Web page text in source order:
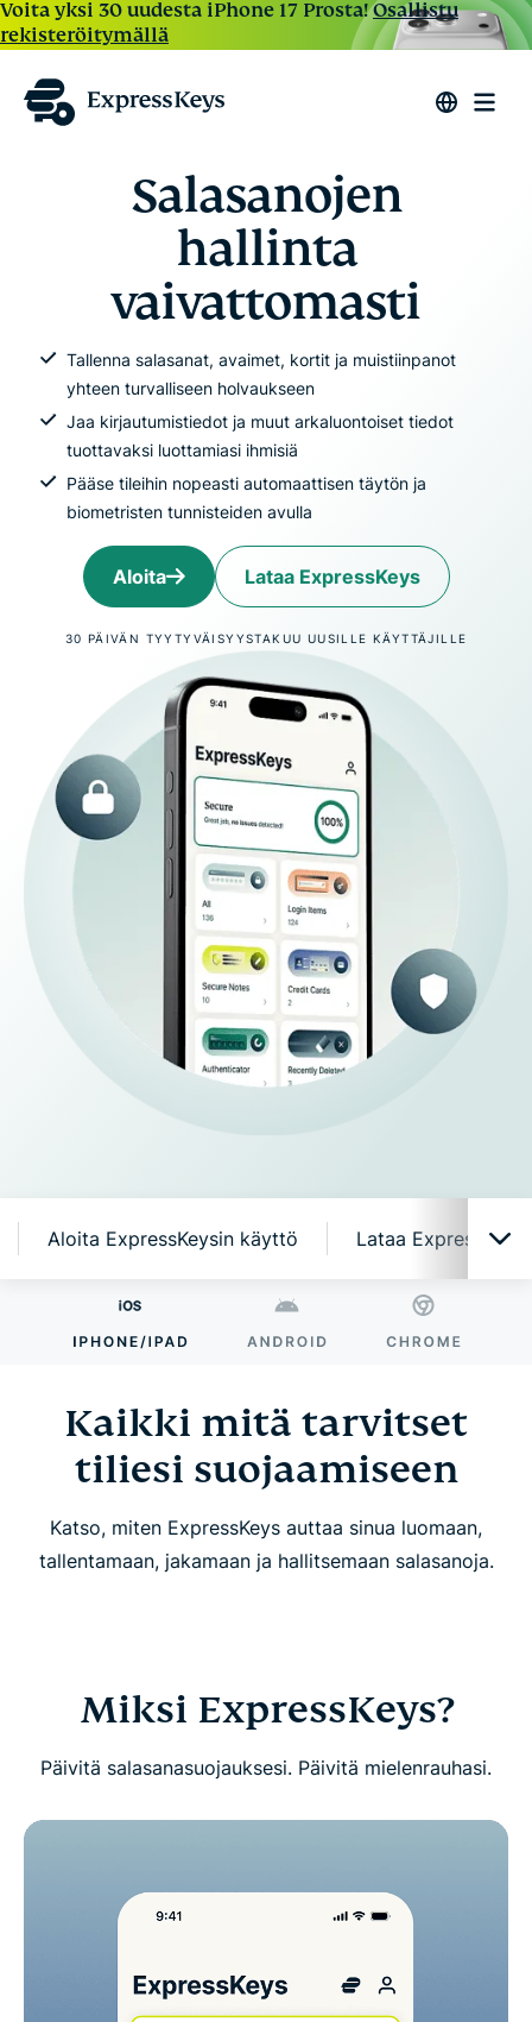
Voita yksi 30 uudesta iPhone 17 Prosta!Osallistu
rekisteröitymällä
Salasanojen
hallinta
vaivattomasti
Tallenna salasanat, avaimet, kortit ja muistiinpanot
yhteen turvalliseen holvaukseen
Jaa kirjautumistiedot ja muut arkaluontoiset tiedot
tuottavaksi luottamiasi ihmisiä
Pääse tileihin nopeasti automaattisen täytön ja
biometristen tunnisteiden avulla
Aloita Lataa ExpressKeys
30 PÄIVÄN TYYTYVÄISYYSTAKUU UUSILLE KÄYTTÄJILLE
Aloita ExpressKeysin käyttö Lataa
Kaikki mitä tarvitset tiliesi suojaamiseen
Miksi ExpressKeys?
Älykkäitä, helppokäyttöisiä ominaisuuksia
Aloita ExpressKeysin käyttö
UKK: Tietoa ExpressKeysistä
Kokeile ExpressKeysiä riskittömästi uutena
Kaikki mitä tarvitset
tiliesi suojaamiseen
Katso, miten ExpressKeys auttaa sinua luomaan,
tallentamaan, jakamaan ja hallitsemaan salasanoja.
Miksi ExpressKeys?
Päivitä salasanasuojauksesi. Päivitä mielenrauhasi.